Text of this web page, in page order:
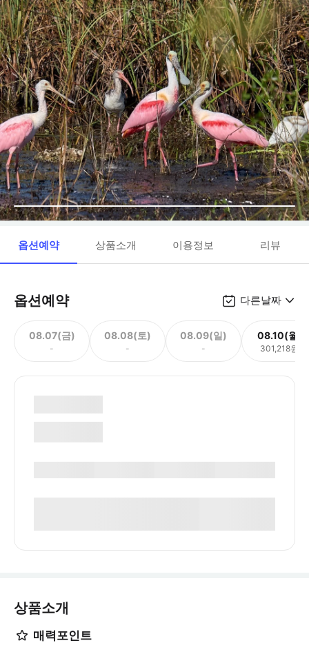
옵션예약 상품소개 이용정보 리뷰
옵션예약 다른날짜
08.07(금)
-
08.08(토)
-
08.09(일)
-
08.10(월)
301,218원
상품소개
매력포인트